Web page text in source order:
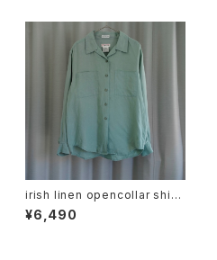
irish linen opencollar shirt
"mint"
¥6,490